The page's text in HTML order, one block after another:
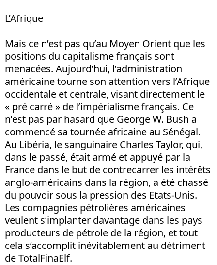
L’Afrique
Mais ce n’est pas qu’au Moyen Orient que les
positions du capitalisme français sont
menacées. Aujourd’hui, l’administration
américaine tourne son attention vers l’Afrique
occidentale et centrale, visant directement le
« pré carré » de l’impérialisme français. Ce
n’est pas par hasard que George W. Bush a
commencé sa tournée africaine au Sénégal.
Au Libéria, le sanguinaire Charles Taylor, qui,
dans le passé, était armé et appuyé par la
France dans le but de contrecarrer les intérêts
anglo-américains dans la région, a été chassé
du pouvoir sous la pression des Etats-Unis.
Les compagnies pétrolières américaines
veulent s’implanter davantage dans les pays
producteurs de pétrole de la région, et tout
cela s’accomplit inévitablement au détriment
de TotalFinaElf.